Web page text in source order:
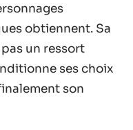
obtiennent. Sa
un ressort
ses choix
son